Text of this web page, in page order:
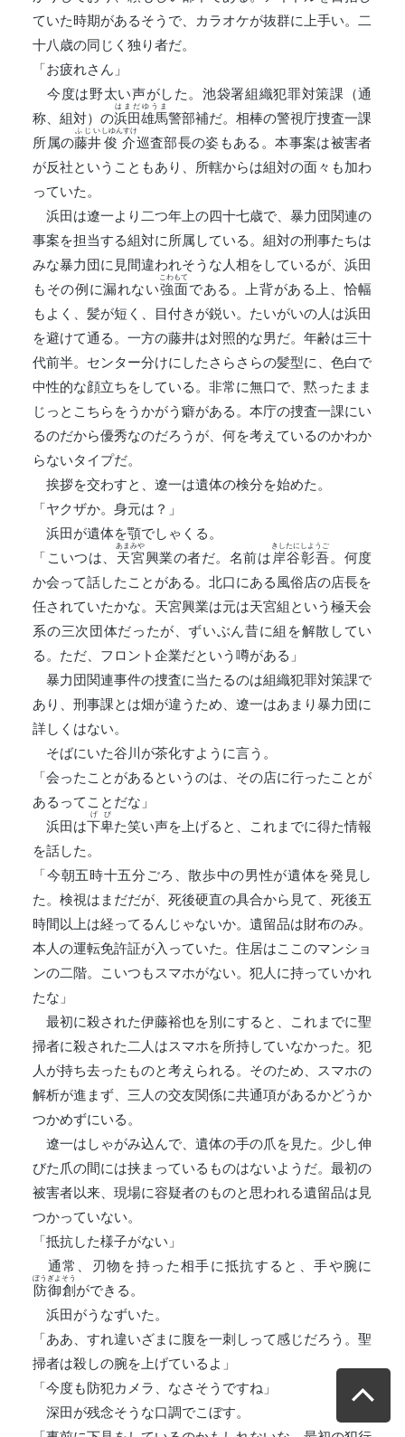
ていた時期があるそうで、カラオケが抜群に上手い。二
十八歳の同じく独り者だ。
「お疲れさん」
今度は野太い声がした。池袋署組織犯罪対策課（通
称、組対）の浜田雄馬
はまだゆうま
警部補だ。相棒の警視庁捜査一課
所属の藤井
ふじい
俊介
しゆんすけ
巡査部長の姿もある。本事案は被害者
が反社ということもあり、所轄からは組対の面々も加わ
っていた。
浜田は遼一より二つ年上の四十七歳で、暴力団関連の
事案を担当する組対に所属している。組対の刑事たちは
みな暴力団に見間違われそうな人相をしているが、浜田
もその例に漏れない強面
こわもて
である。上背がある上、恰幅
もよく、髪が短く、目付きが鋭い。たいがいの人は浜田
を避けて通る。一方の藤井は対照的な男だ。年齢は三十
代前半。センター分けにしたさらさらの髪型に、色白で
中性的な顔立ちをしている。非常に無口で、黙ったまま
じっとこちらをうかがう癖がある。本庁の捜査一課にい
るのだから優秀なのだろうが、何を考えているのかわか
らないタイプだ。
挨拶を交わすと、遼一は遺体の検分を始めた。
「ヤクザか。身元は？」
浜田が遺体を顎でしゃくる。
「こいつは、 天宮
あまみや
興業の者だ。名前は 岸谷彰吾
きしたにしようご
。何度
か会って話したことがある。北口にある風俗店の店長を
任されていたかな。天宮興業は元は天宮組という極天会
系の三次団体だったが、ずいぶん昔に組を解散してい
る。ただ、フロント企業だという噂がある」
暴力団関連事件の捜査に当たるのは組織犯罪対策課で
あり、刑事課とは畑が違うため、遼一はあまり暴力団に
詳しくはない。
そばにいた谷川が茶化すように言う。
「会ったことがあるというのは、その店に行ったことが
あるってことだな」
浜田は下卑
げび
た笑い声を上げると、これまでに得た情報
を話した。
「今朝五時十五分ごろ、散歩中の男性が遺体を発見し
た。検視はまだだが、死後硬直の具合から見て、死後五
時間以上は経ってるんじゃないか。遺留品は財布のみ。
本人の運転免許証が入っていた。住居はここのマンショ
ンの二階。こいつもスマホがない。犯人に持っていかれ
たな」
最初に殺された伊藤裕也を別にすると、これまでに聖
掃者に殺された二人はスマホを所持していなかった。犯
人が持ち去ったものと考えられる。そのため、スマホの
解析が進まず、三人の交友関係に共通項があるかどうか
つかめずにいる。
遼一はしゃがみ込んで、遺体の手の爪を見た。少し伸
びた爪の間には挟まっているものはないようだ。最初の
被害者以来、現場に容疑者のものと思われる遺留品は見
つかっていない。
「抵抗した様子がない」
通常、刃物を持った相手に抵抗すると、手や腕に
防御創
ぼうぎよそう
ができる。
浜田がうなずいた。
「ああ、すれ違いざまに腹を一刺しって感じだろう。聖
掃者は殺しの腕を上げているよ」
「今度も防犯カメラ、なさそうですね」
深田が残念そうな口調でこぼす。